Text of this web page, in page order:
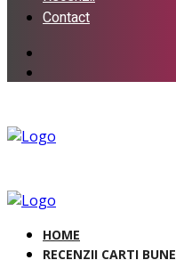
Contact
HOME
RECENZII CARTI BUNE